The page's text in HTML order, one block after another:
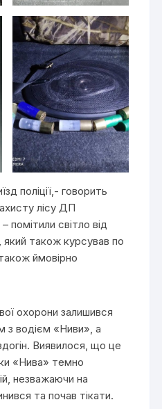
поліції,- говорить
лісу ДП
помітили світло від
який також курсував по
ймовірно
охорони залишився
з водієм «Ниви», а
Виявилося, що це
«Нива» темно
незважаючи на
та почав тікати.